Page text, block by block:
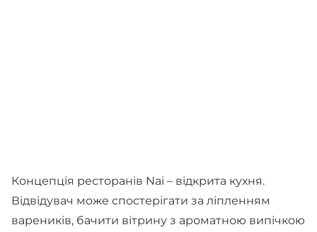
Концепція ресторанів Nai – відкрита кухня.
Відвідувач може спостерігати за ліпленням
вареників, бачити вітрину з ароматною випічкою